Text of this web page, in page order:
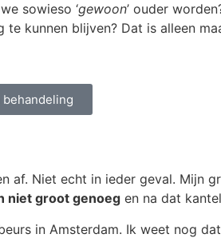
sowieso ‘gewoon’ ouder
kunnen blijven? Dat is alleen
behandeling
af. Niet echt in ieder geval. Mijn
niet groot genoeg en na dat
in Amsterdam. Ik weet nog